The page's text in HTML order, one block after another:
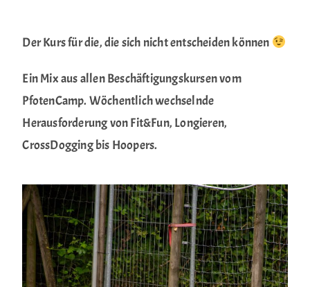
Der Kurs für die, die sich nicht entscheiden können
Ein Mix aus allen Beschäftigungskursen vom
PfotenCamp. Wöchentlich wechselnde
Herausforderung von Fit&Fun, Longieren,
CrossDogging bis Hoopers.